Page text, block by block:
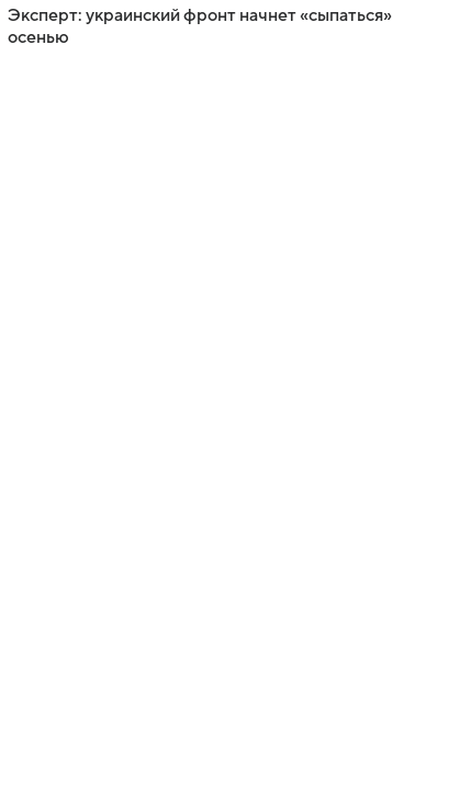
Эксперт: украинский фронт начнет «сыпаться»
осенью